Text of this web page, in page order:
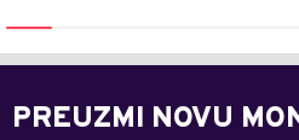
PREUZMI NOVU